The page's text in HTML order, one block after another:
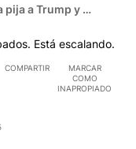
pija a Trump y el
Está escalando.
COMPARTIR
MARCAR
COMO
INAPROPIADO